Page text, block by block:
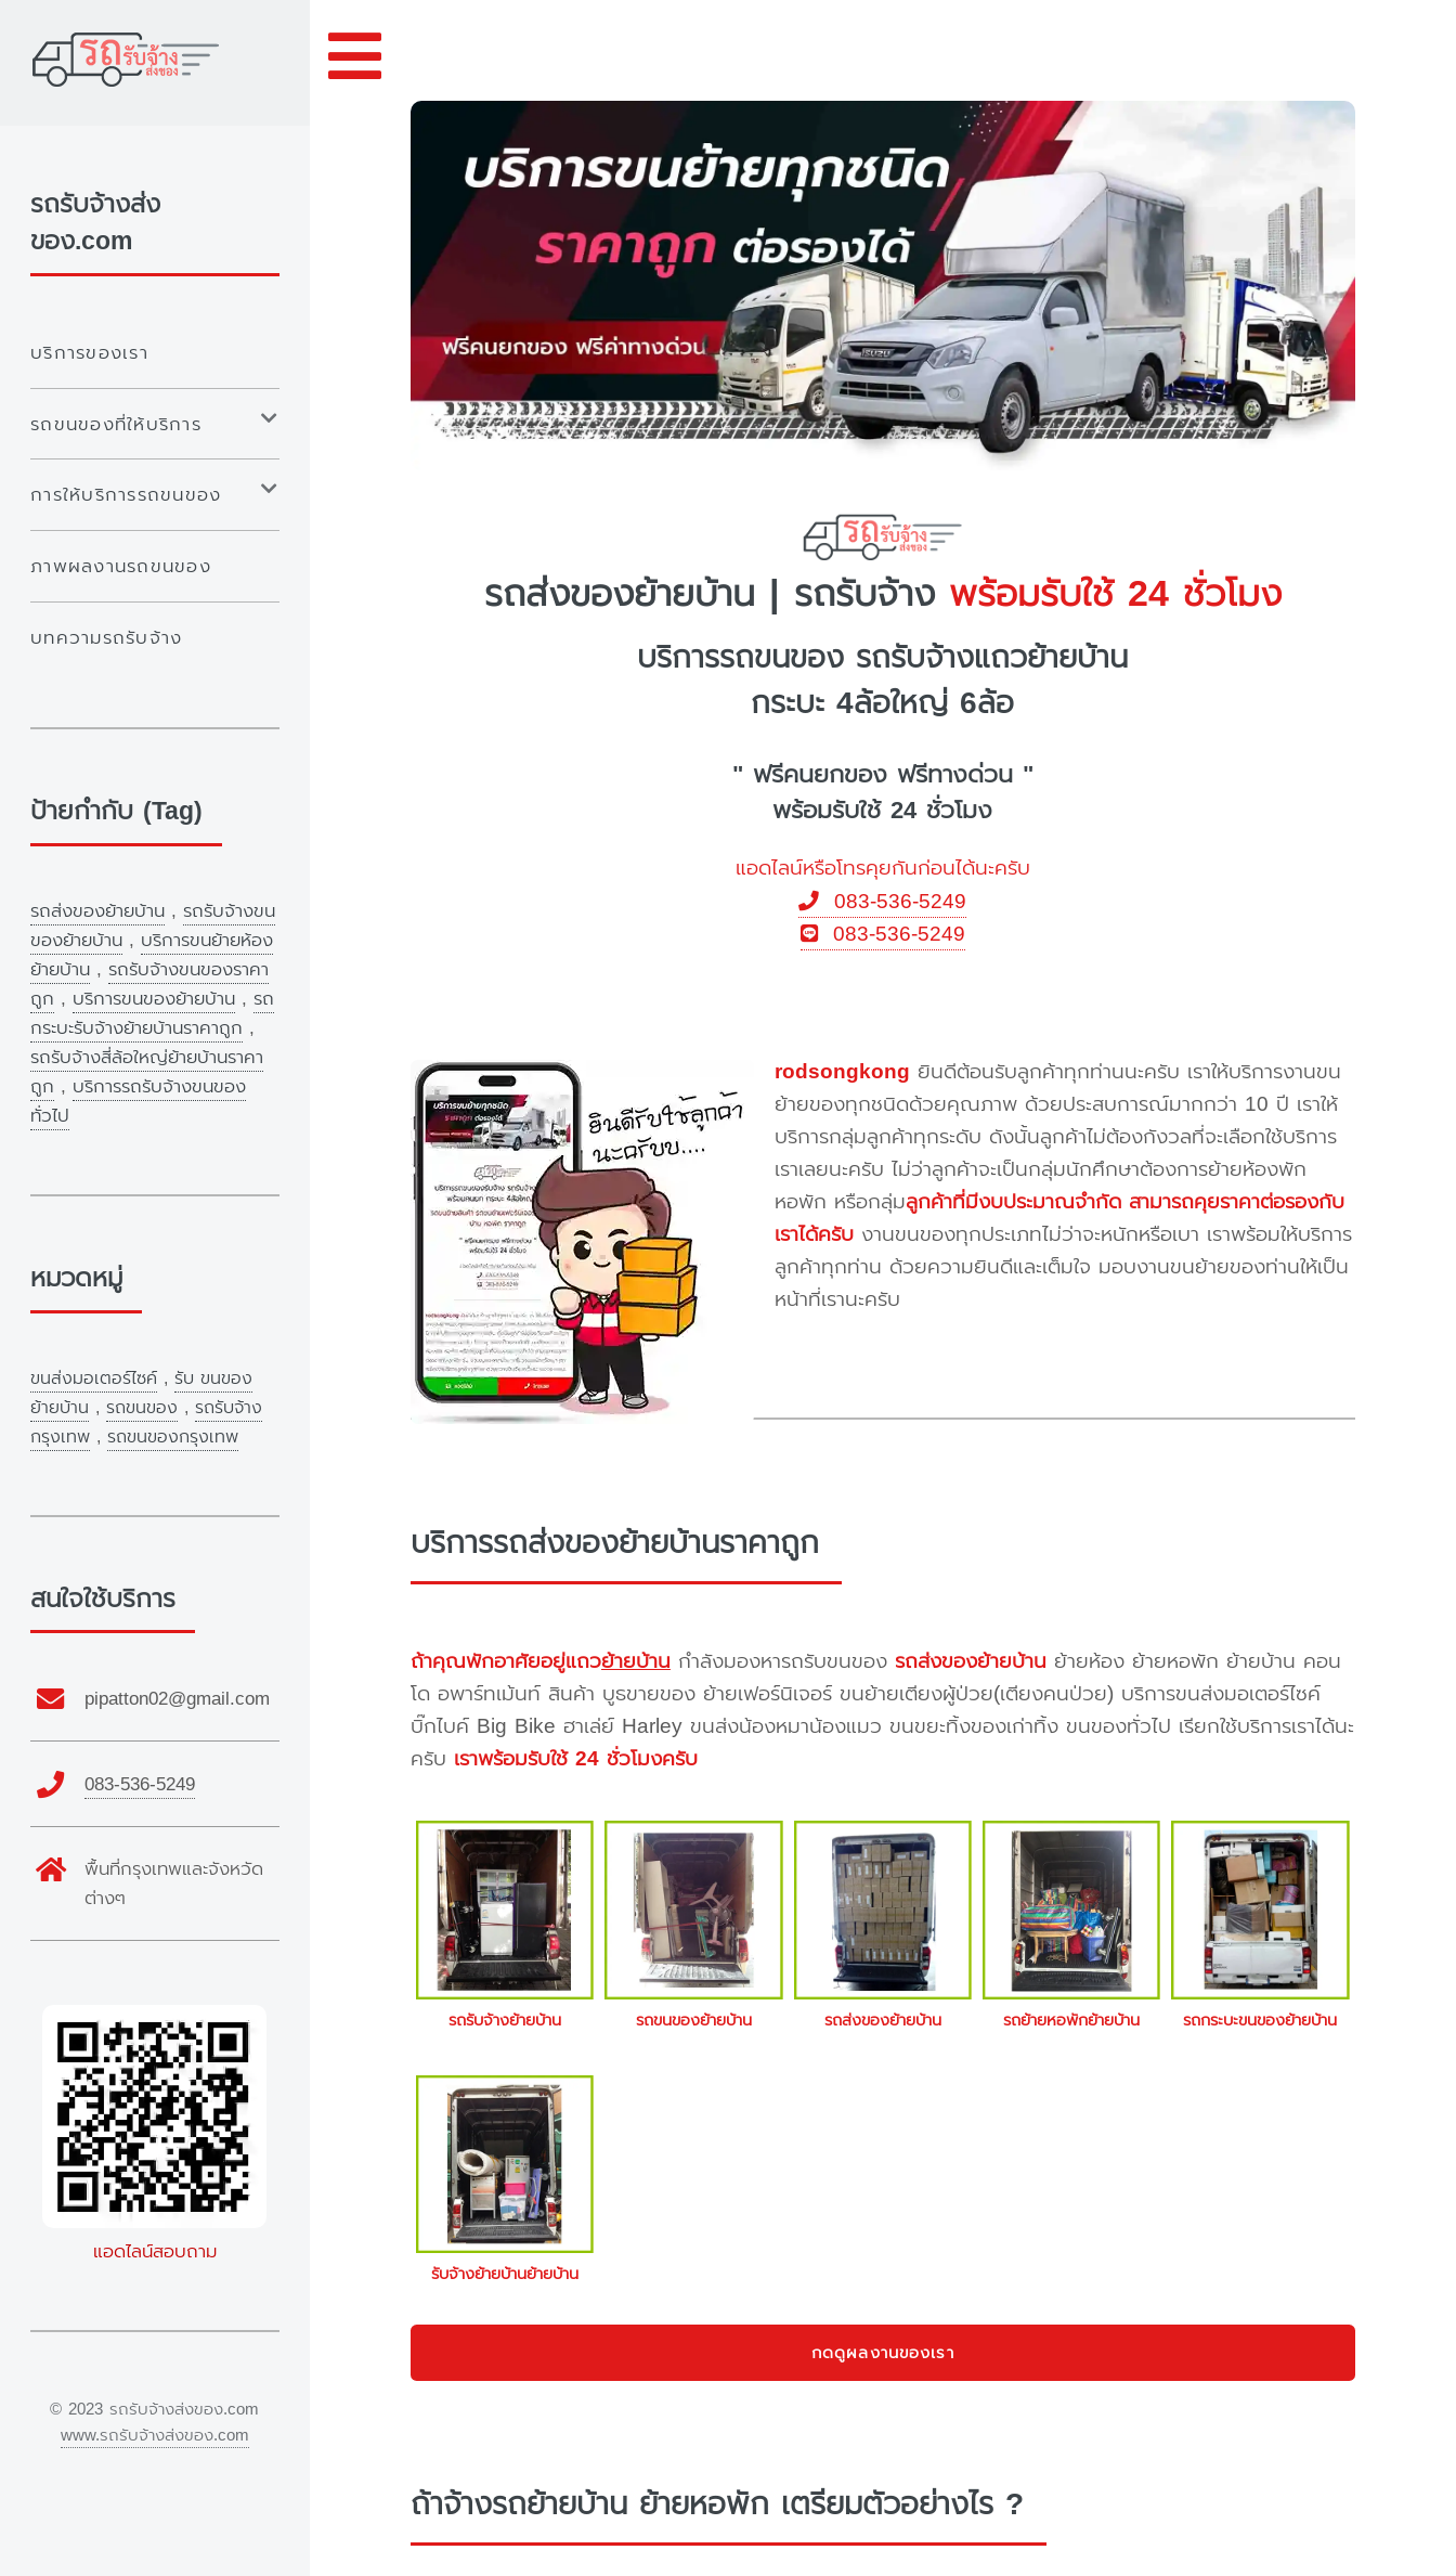
รถส่งของย้ายบ้าน | รถรับจ้างพร้อมรับใช้ 24 ชั่วโมง
บริการรถขนของ รถรับจ้างแถวย้ายบ้าน
กระบะ 4ล้อใหญ่ 6ล้อ
" ฟรีคนยกของ ฟรีทางด่วน "
พร้อมรับใช้ 24 ชั่วโมง
แอดไลน์หรือโทรคุยกันก่อนได้นะครับ
083-536-5249
083-536-5249
rodsongkong ยินดีต้อนรับลูกค้าทุกท่านนะครับ เราให้บริการงานขน
ย้ายของทุกชนิดด้วยคุณภาพ ด้วยประสบการณ์มากกว่า 10 ปี เราให้
บริการกลุ่มลูกค้าทุกระดับ ดังนั้นลูกค้าไม่ต้องกังวลที่จะเลือกใช้บริการ
เราเลยนะครับ ไม่ว่าลูกค้าจะเป็นกลุ่มนักศึกษาต้องการย้ายห้องพัก
หอพัก หรือกลุ่มลูกค้าที่มีงบประมาณจำกัด สามารถคุยราคาต่อรองกับ
เราได้ครับงานขนของทุกประเภทไม่ว่าจะหนักหรือเบา เราพร้อมให้บริการ
ลูกค้าทุกท่าน ด้วยความยินดีและเต็มใจ มอบงานขนย้ายของท่านให้เป็น
หน้าที่เรานะครับ
บริการรถส่งของย้ายบ้านราคาถูก
ถ้าคุณพักอาศัยอยู่แถวย้ายบ้านกำลังมองหารถรับขนของ รถส่งของย้ายบ้าน ย้ายห้อง ย้ายหอพัก ย้ายบ้าน คอน
โด อพาร์ทเม้นท์ สินค้า บูธขายของ ย้ายเฟอร์นิเจอร์ ขนย้ายเตียงผู้ป่วย(เตียงคนป่วย) บริการขนส่งมอเตอร์ไซค์
บิ๊กไบค์ Big Bike ฮาเล่ย์ Harley ขนส่งน้องหมาน้องแมว ขนขยะทิ้งของเก่าทิ้ง ขนของทั่วไป เรียกใช้บริการเราได้นะ
ครับ เราพร้อมรับใช้ 24 ชั่วโมงครับ
รถรับจ้างย้ายบ้าน รถขนของย้ายบ้าน รถส่งของย้ายบ้าน รถย้ายหอพักย้ายบ้าน รถกระบะขนของย้ายบ้าน
รับจ้างย้ายบ้านย้ายบ้าน
กดดูผลงานของเรา
ถ้าจ้างรถย้ายบ้าน ย้ายหอพัก เตรียมตัวอย่างไร ?
รถรับจ้างส่ง
ของ.com
บริการของเรา
รถขนของที่ให้บริการ
การให้บริการรถขนของ
ภาพผลงานรถขนของ
บทความรถรับจ้าง
ป้ายกำกับ (Tag)
รถส่งของย้ายบ้าน , รถรับจ้างขน
ของย้ายบ้าน , บริการขนย้ายห้อง
ย้ายบ้าน , รถรับจ้างขนของราคา
ถูก , บริการขนของย้ายบ้าน , รถ
กระบะรับจ้างย้ายบ้านราคาถูก ,
รถรับจ้างสี่ล้อใหญ่ย้ายบ้านราคา
ถูก , บริการรถรับจ้างขนของ
ทั่วไป
หมวดหมู่
ขนส่งมอเตอร์ไซค์ , รับ ขนของ
ย้ายบ้าน , รถขนของ , รถรับจ้าง
กรุงเทพ , รถขนของกรุงเทพ
สนใจใช้บริการ
pipatton02@gmail.com
083-536-5249
พื้นที่กรุงเทพและจังหวัด
ต่างๆ
แอดไลน์สอบถาม
© 2023 รถรับจ้างส่งของ.com
www.รถรับจ้างส่งของ.com